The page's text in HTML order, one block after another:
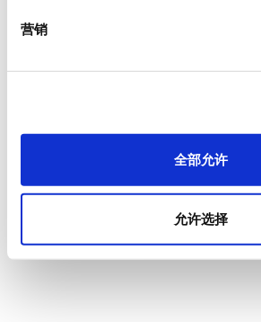
营销
全部允许
允许选择